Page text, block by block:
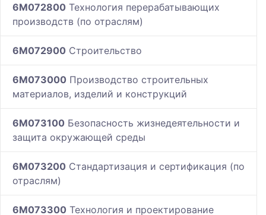
6M072800 Технология перерабатывающих
производств (по отраслям)
6M072900 Строительство
6M073000 Производство строительных
материалов, изделий и конструкций
6M073100 Безопасность жизнедеятельности и
защита окружающей среды
6M073200 Стандартизация и сертификация (по
отраслям)
6M073300 Технология и проектирование